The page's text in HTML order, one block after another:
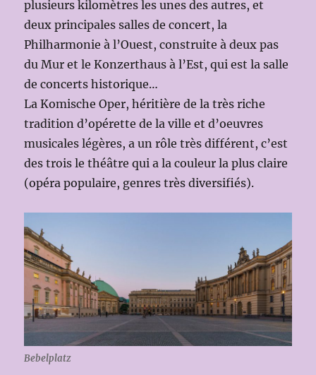
plusieurs kilomètres les unes des autres, et
deux principales salles de concert, la
Philharmonie à l’Ouest, construite à deux pas
du Mur et le Konzerthaus à l’Est, qui est la salle
de concerts historique…
La Komische Oper, héritière de la très riche
tradition d’opérette de la ville et d’oeuvres
musicales légères, a un rôle très différent, c’est
des trois le théâtre qui a la couleur la plus claire
(opéra populaire, genres très diversifiés).
Bebelplatz